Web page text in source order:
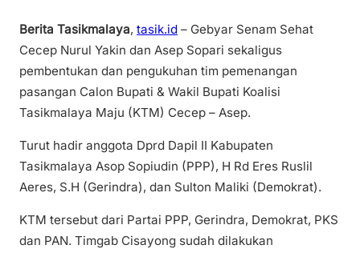
Berita Tasikmalaya, tasik.id – Gebyar Senam Sehat
Cecep Nurul Yakin dan Asep Sopari sekaligus
pembentukan dan pengukuhan tim pemenangan
pasangan Calon Bupati & Wakil Bupati Koalisi
Tasikmalaya Maju (KTM) Cecep – Asep.
Turut hadir anggota Dprd Dapil II Kabupaten
Tasikmalaya Asop Sopiudin (PPP), H Rd Eres Ruslil
Aeres, S.H (Gerindra), dan Sulton Maliki (Demokrat).
KTM tersebut dari Partai PPP, Gerindra, Demokrat, PKS
dan PAN. Timgab Cisayong sudah dilakukan